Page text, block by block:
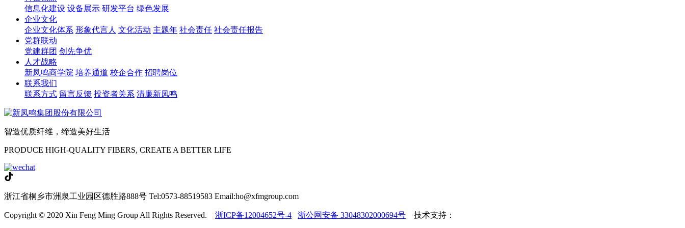
信息化建设 设备展示 研发平台 绿色发展
企业文化
企业文化体系 形象代言人 文化活动 主题年 社会责任 社会责任报告
党群联动
党建群团 创先争优
人才战略
新凤鸣商学院 培养通道 校企合作 招聘岗位
联系我们
联系方式 留言反馈 投资者关系 清廉新凤鸣
智造优质纤维，缔造美好生活
PRODUCE HIGH-QUALITY FIBERS, CREATE A BETTER LIFE
浙江省桐乡市洲泉工业园区德胜路888号 Tel:0573-88519583 Email:ho@xfmgroup.com
Copyright © 2020 Xin Feng Ming Group All Rights Reserved. 浙ICP备12004652号-4 浙公网安备 33048302000694号 技术支持：